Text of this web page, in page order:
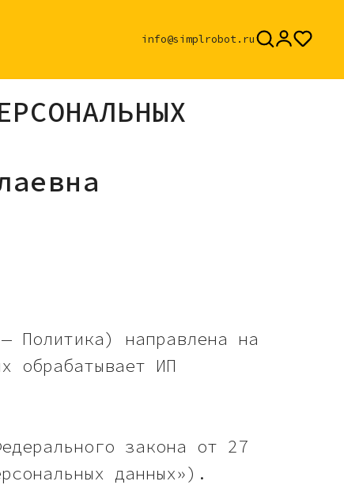
info@simplrobot.ru
Политика) направлена на
обрабатывает ИП
закона от 27
данных»).